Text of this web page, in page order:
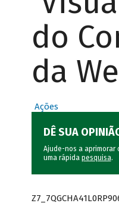
do
da
Ações
DÊ SUA
Ajude-nos a aprimorar
uma rápida pesquisa.